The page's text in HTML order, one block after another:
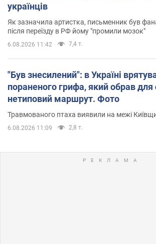
українців
Як зазначила артистка, письменник був
після переїзду в РФ йому "промили мозок"
6.08.2026 11:42 7,4 т.
"Був знесилений": в Україні
пораненого грифа, який обрав для
нетиповий маршрут. Фото
Травмованого птаха виявили на межі
6.08.2026 11:09 2,8 т.